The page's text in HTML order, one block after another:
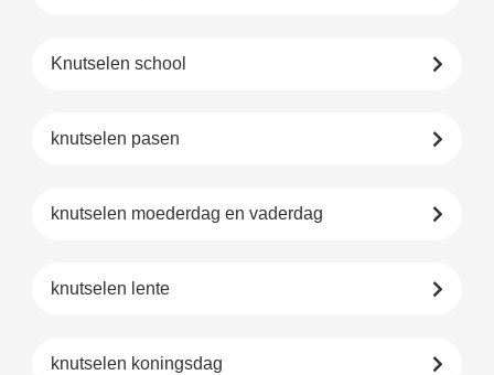
Knutselen school
knutselen pasen
knutselen moederdag en vaderdag
knutselen lente
knutselen koningsdag